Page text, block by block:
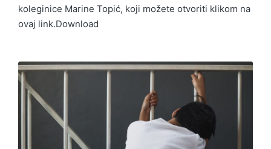
koleginice Marine Topić, koji možete otvoriti klikom na
ovaj link.Download